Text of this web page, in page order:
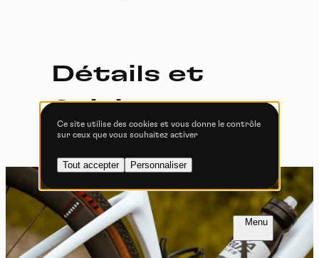
FR NL
Détails et
finitions
visibilité.
Vimeo interdit -Ce service peut déposer
Autoriser Interdire
YouTube interdit -
déposer 4 cookies.
Autoriser Interdire
Ce site utilise des cookies et vous donne le contrôle
sur ceux que vous souhaitez activer
Tout accepter Personnaliser